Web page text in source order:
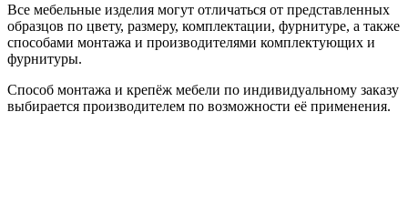
Все мебельные изделия могут отличаться от представленных
образцов по цвету, размеру, комплектации, фурнитуре, а также
способами монтажа и производителями комплектующих и
фурнитуры.
Способ монтажа и крепёж мебели по индивидуальному заказу
выбирается производителем по возможности её применения.